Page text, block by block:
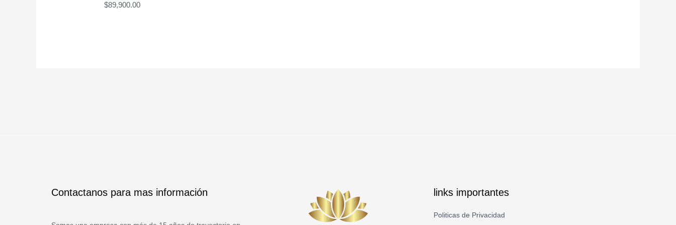
$89,900.00
Contactanos para mas información links importantes
Politicas de Privacidad